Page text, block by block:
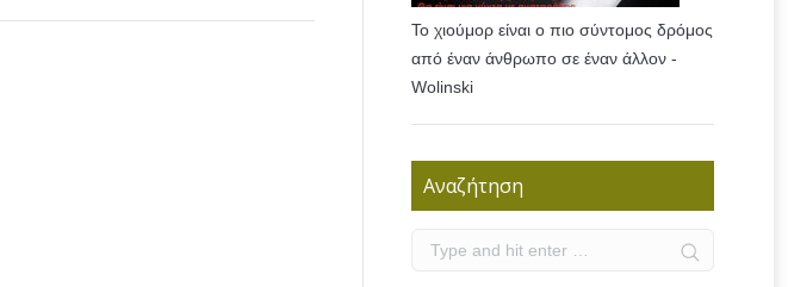
Το χιούμορ είναι ο πιο σύντομος δρόμος
από έναν άνθρωπο σε έναν άλλον -
Wolinski
Αναζήτηση